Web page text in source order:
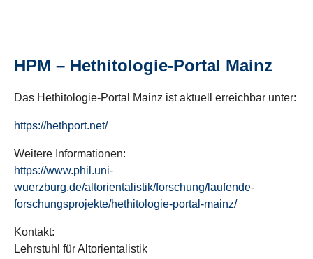
HPM – Hethitologie-Portal Mainz
Das Hethitologie-Portal Mainz ist aktuell erreichbar unter:
https://hethport.net/
Weitere Informationen:
https://www.phil.uni-
wuerzburg.de/altorientalistik/forschung/laufende-
forschungsprojekte/hethitologie-portal-mainz/
Kontakt:
Lehrstuhl für Altorientalistik